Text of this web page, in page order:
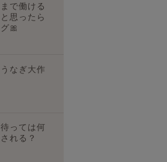
まで働ける
思ったら
🎀
なぎ大作
っては何
れる？